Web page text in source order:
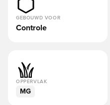
GEBOUWD VOOR
Controle
OPPERVLAK
MG